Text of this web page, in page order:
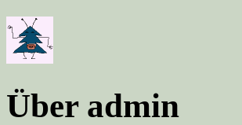
Über admin